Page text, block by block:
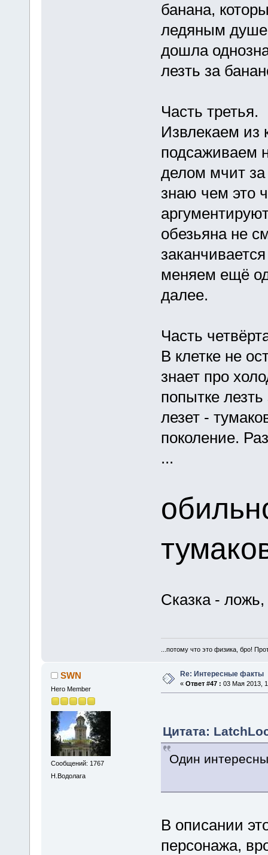
банана,
ледяным
дошла
лезть за
Часть третья.
Извлекаем из
подсаживаем
делом мчит
знаю чем это
обезьяна не
меняем ещё
далее.
Часть
В клетке не
знает про
попытке
лезет -
поколение.
...
Сказка -
...потому что это физика, бро!
SWN
Hero Member
Сообщений: 1767
Н.Водолага
Re: Интересные факты
« Ответ #47 : 03 Мая 2013,
Цитата:
Один
В описании
персонажа,